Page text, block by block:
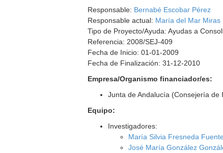
Responsable: Bernabé Escobar Pérez
Responsable actual: María del Mar Miras
Tipo de Proyecto/Ayuda: Ayudas a
Referencia: 2008/SEJ-409
Fecha de Inicio: 01-01-2009
Fecha de Finalización: 31-12-2010
Empresa/Organismo financiador/es:
Junta de Andalucía (Consejería de
Equipo:
Investigadores:
María Silvia Fresneda
José María González